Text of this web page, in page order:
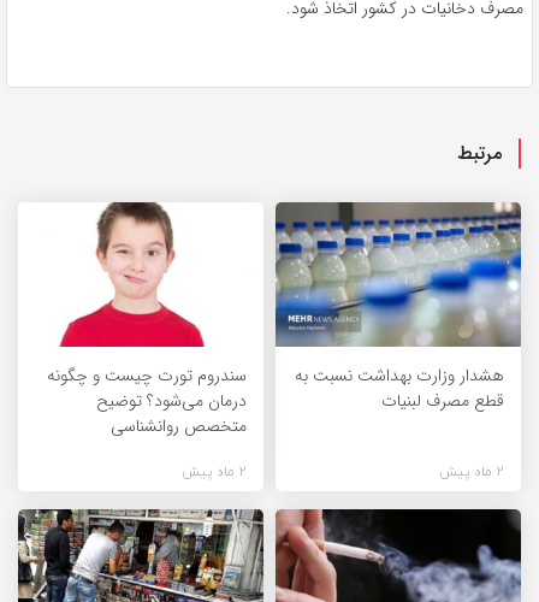
مصرف دخانیات در کشور اتخاذ شود.
مرتبط
هشدار وزارت بهداشت نسبت به
قطع مصرف لبنیات
2 ماه پیش
سندروم تورت چیست و چگونه
درمان می‌شود؟ توضیح
متخصص روانشناسی
2 ماه پیش